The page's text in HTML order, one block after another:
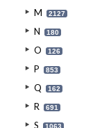
M 2127
N 180
O 126
P 853
Q 162
R 691
S 1063